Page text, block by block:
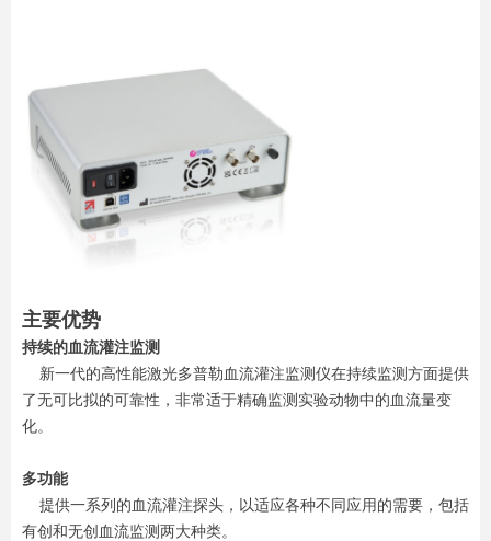
主要优势
持续的血流灌注监测
新一代的高性能激光多普勒血流灌注监测仪在持续监测方面提供
了无可比拟的可靠性，非常适于精确监测实验动物中的血流量变
化。
多功能
提供一系列的血流灌注探头，以适应各种不同应用的需要，包括
有创和无创血流监测两大种类。